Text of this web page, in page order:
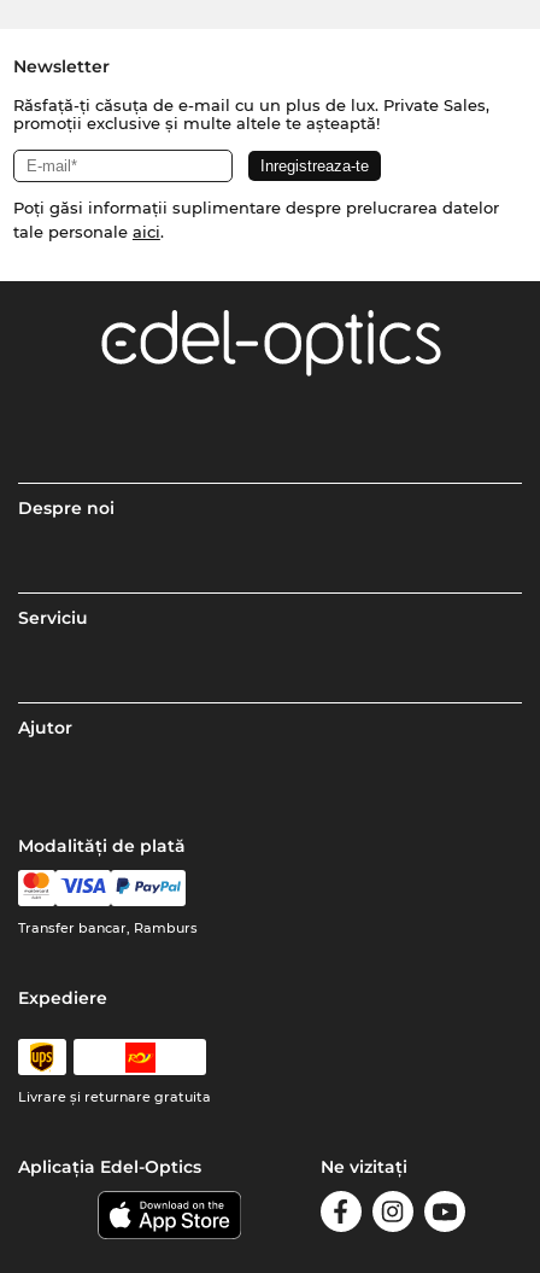
Newsletter
Răsfață-ți căsuța de e-mail cu un plus de lux. Private Sales,
promoții exclusive și multe altele te așteaptă!
Poți găsi informații suplimentare despre prelucrarea datelor
tale personale aici.
Despre noi
Serviciu
Ajutor
Modalități de plată
Transfer bancar, Ramburs
Expediere
Livrare şi returnare gratuita
Aplicația Edel-Optics Ne vizitați